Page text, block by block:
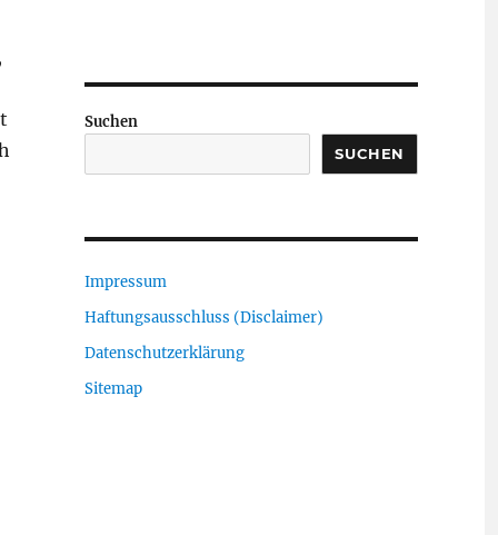
Suchen
SUCHEN
Impressum
Haftungsausschluss (Disclaimer)
Datenschutzerklärung
Sitemap